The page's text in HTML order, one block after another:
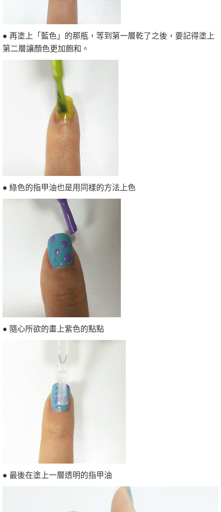
● 再塗上「藍色」的那瓶，等到第一層乾了之後，要記得塗上
第二層讓顏色更加飽和。
● 綠色的指甲油也是用同樣的方法上色
● 隨心所欲的畫上紫色的點點
● 最後在塗上一層透明的指甲油